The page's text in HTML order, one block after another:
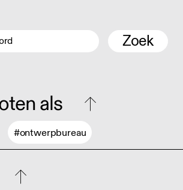
Zoek
als
#ontwerpbureau